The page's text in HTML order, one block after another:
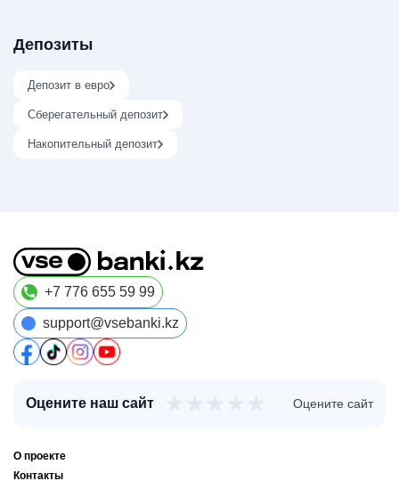
Депозиты
Депозит в евро
Сберегательный депозит
Накопительный депозит
+7 776 655 59 99
support@vsebanki.kz
Оцените наш сайт Оцените сайт
О проекте
Контакты